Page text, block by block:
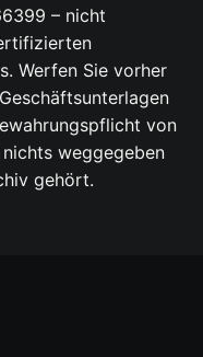
– nicht
Werfen Sie vorher
von
weggegeben
gehört.